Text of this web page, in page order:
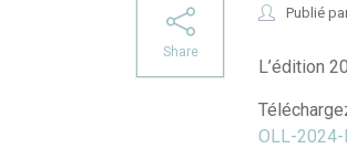
Share
Publié
L’édition
OLL-